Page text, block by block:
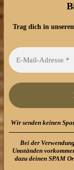
Trag dich in
Wir senden keinen
Bei der
Umständen
dazu deinen SPAM